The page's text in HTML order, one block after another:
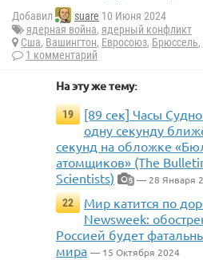
Добавил suare 10 Июня 2024
ядерная война, ядерный конфликт
Сша, Вашингтон, Евросоюз, Брюссель,
1 комментарий
На эту же тему:
19
[89 сек] Часы
одну секунду
секунд на обложке
атомщиков» (The
Scientists)
5 — 28 Января
22
Мир катится по
Newsweek:
Россией будет
мира — 15 Октября 2024